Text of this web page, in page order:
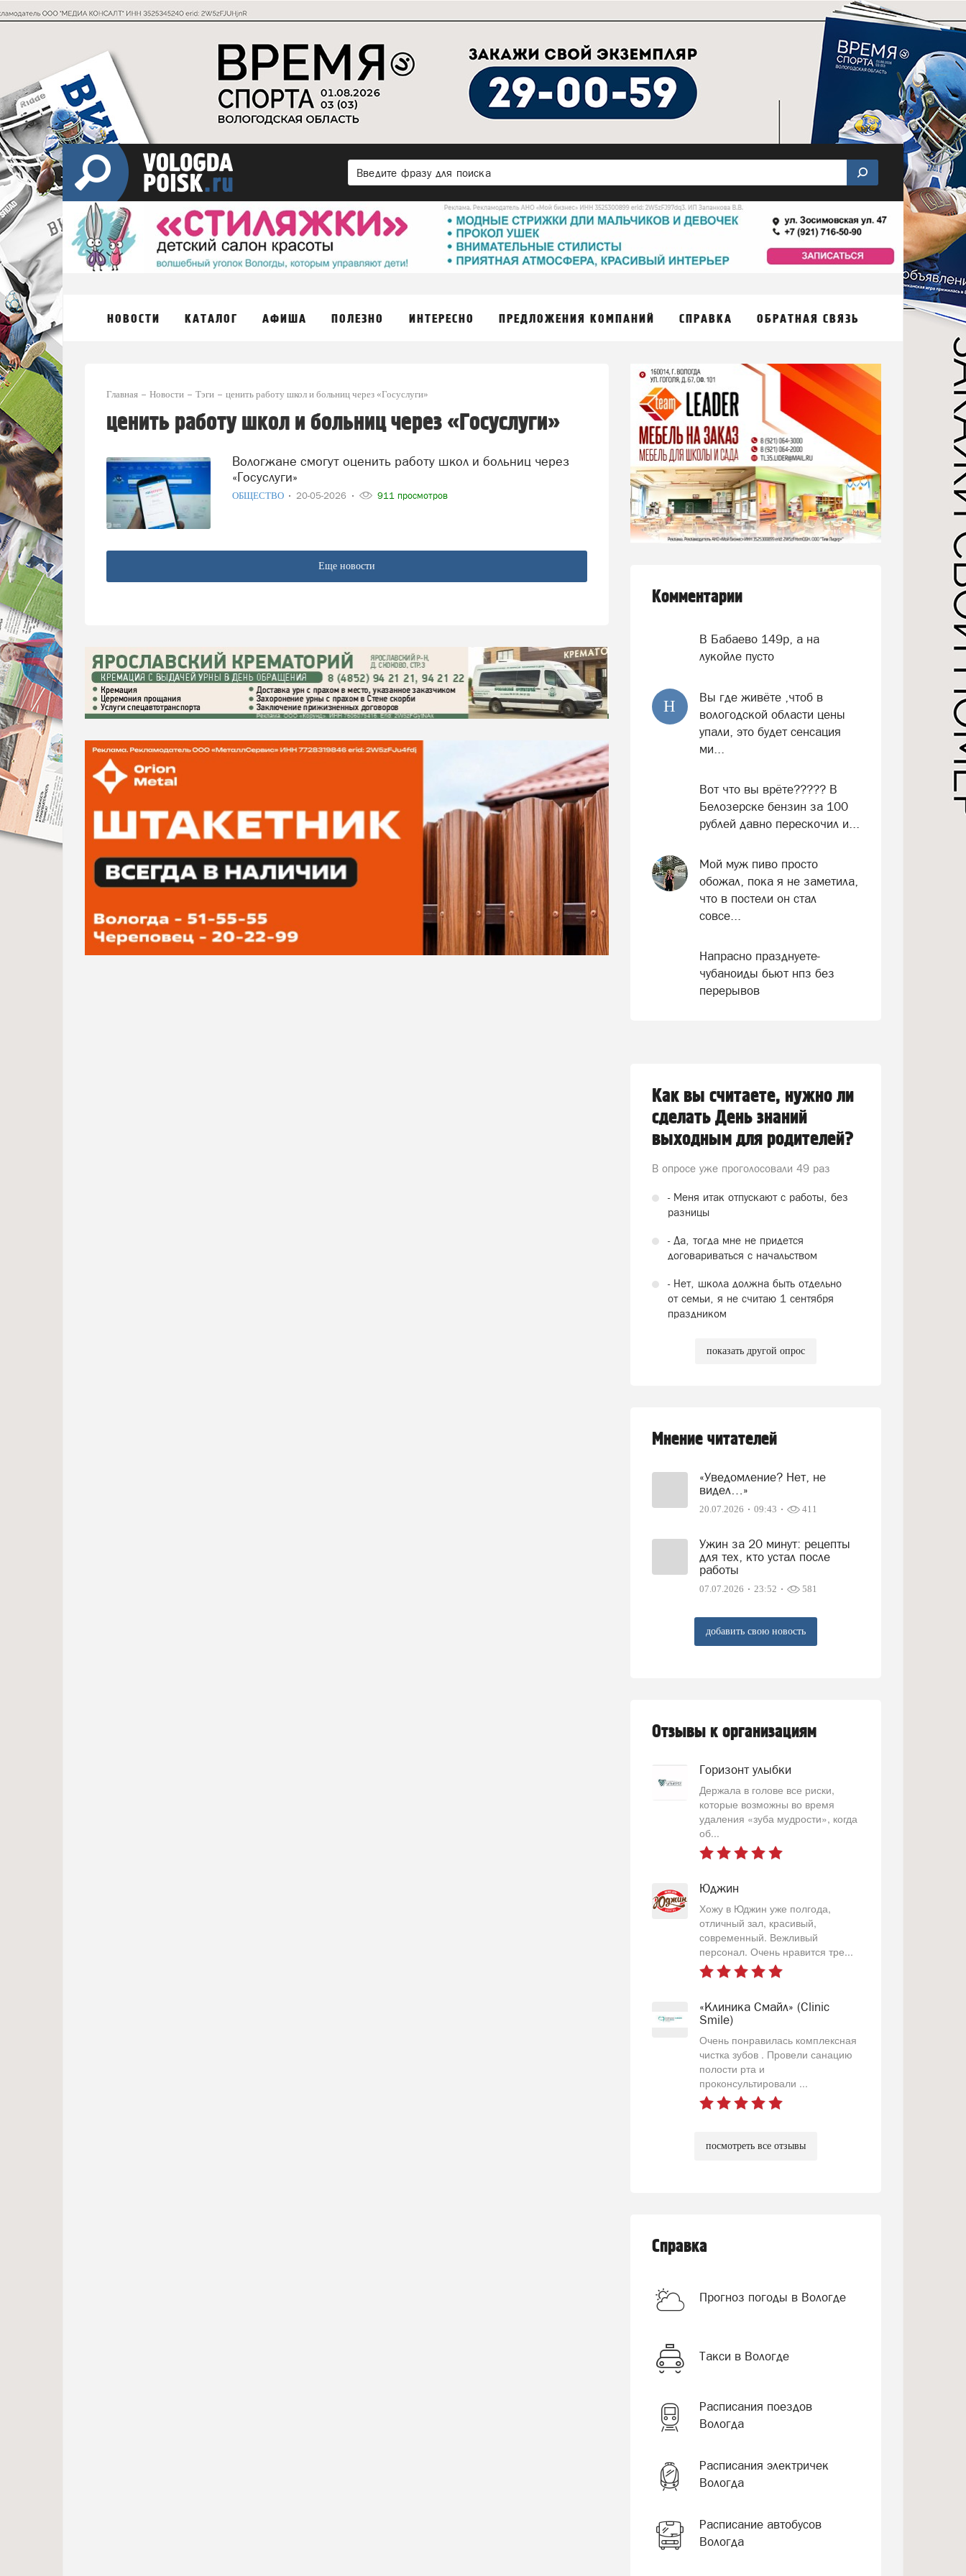
НОВОСТИ КАТАЛОГ АФИША ПОЛЕЗНО ИНТЕРЕСНО ПРЕДЛОЖЕНИЯ КОМПАНИЙ СПРАВКА ОБРАТНАЯ СВЯЗЬ
Главная Новости Тэги ценить работу школ и больниц через «Госуслуги»
ценить работу школ и больниц через «Госуслуги»
Вологжане смогут оценить работу школ и больниц через
«Госуслуги»
ОБЩЕСТВО 20-05-2026 911 просмотров
Еще новости
Комментарии
В Бабаево 149р, а на
лукойле пусто
Н
Вы где живёте ,чтоб в
вологодской области цены
упали, это будет сенсация
ми...
Вот что вы врёте????? В
Белозерске бензин за 100
рублей давно перескочил и...
Мой муж пиво просто
обожал, пока я не заметила,
что в постели он стал
совсе...
Напрасно празднуете-
чубаноиды бьют нпз без
перерывов
Как вы считаете, нужно ли
сделать День знаний
выходным для родителей?
В опросе уже проголосовали 49 раз
- Меня итак отпускают с работы, без
разницы
- Да, тогда мне не придется
договариваться с начальством
- Нет, школа должна быть отдельно
от семьи, я не считаю 1 сентября
праздником
показать другой опрос
Мнение читателей
«Уведомление? Нет, не
видел…»
20.07.2026 09:43 411
Ужин за 20 минут: рецепты
для тех, кто устал после
работы
07.07.2026 23:52 581
добавить свою новость
Отзывы к организациям
Горизонт улыбки
Держала в голове все риски,
которые возможны во время
удаления «зуба мудрости», когда
об...
Юджин
Хожу в Юджин уже полгода,
отличный зал, красивый,
современный. Вежливый
персонал. Очень нравится тре...
«Клиника Смайл» (Clinic
Smile)
Очень понравилась комплексная
чистка зубов . Провели санацию
полости рта и
проконсультировали ...
посмотреть все отзывы
Справка
Прогноз погоды в Вологде
Такси в Вологде
Расписания поездов
Вологда
Расписания электричек
Вологда
Расписание автобусов
Вологда